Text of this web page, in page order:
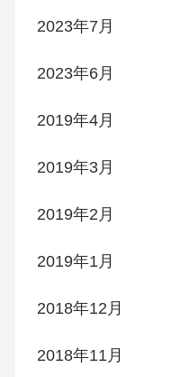
2023年7月
2023年6月
2019年4月
2019年3月
2019年2月
2019年1月
2018年12月
2018年11月